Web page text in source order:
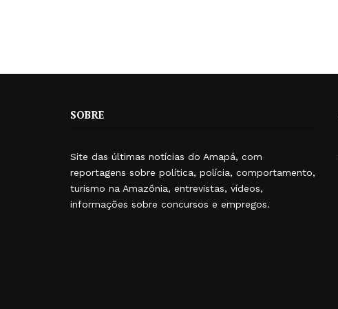
SOBRE
Site das últimas notícias do Amapá, com
reportagens sobre política, polícia, comportamento,
turismo na Amazônia, entrevistas, vídeos,
informações sobre concursos e empregos.